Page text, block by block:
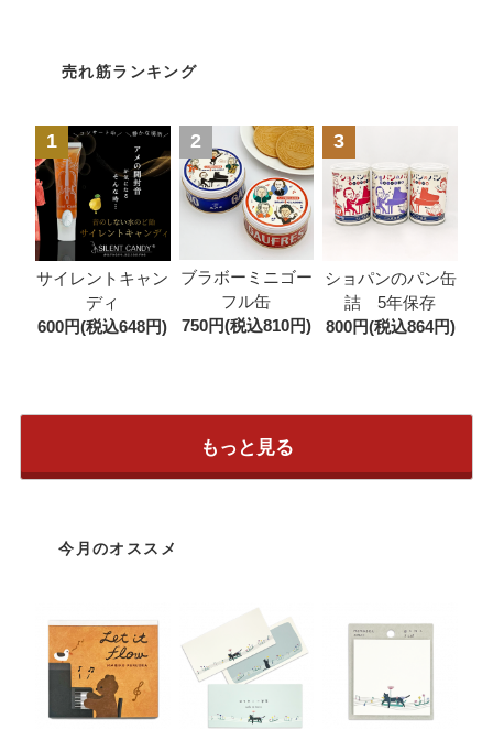
売れ筋ランキング
1
サイレントキャン
ディ
600円(税込648円)
2
ブラボーミニゴー
フル缶
750円(税込810円)
3
ショパンのパン缶
詰 5年保存
800円(税込864円)
もっと見る
今月のオススメ